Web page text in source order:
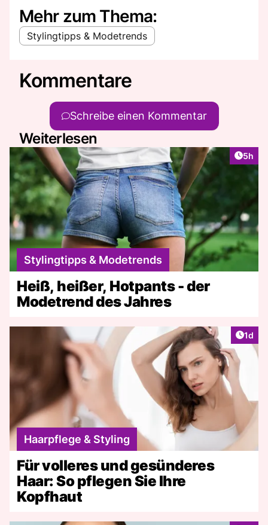
Mehr zum Thema:
Stylingtipps & Modetrends
Kommentare
Schreibe einen Kommentar
Weiterlesen
5h
Stylingtipps & Modetrends
Heiß, heißer, Hotpants - der
Modetrend des Jahres
1d
Haarpflege & Styling
Für volleres und gesünderes
Haar: So pflegen Sie Ihre
Kopfhaut